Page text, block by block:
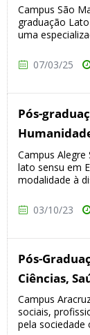
Campus São
graduação
uma
07/03/25
Pós-
Campus
lato sensu em
modalidade à
03/10/23
Pós-
Ciências,
Campus
sociais,
pela sociedade